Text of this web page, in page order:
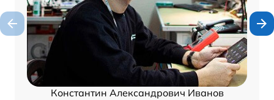
Константин Александрович Иванов